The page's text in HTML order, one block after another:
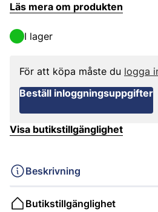
Läs mera om produkten
I lager
För att köpa måste du logga
Beställ inloggningsuppgifter
Visa butikstillgänglighet
Beskrivning
Butikstillgänglighet